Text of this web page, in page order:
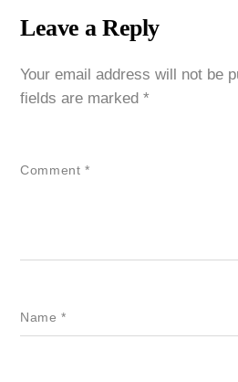
Leave a Reply
Your email address will not be
fields are marked*
Comment *
Name*